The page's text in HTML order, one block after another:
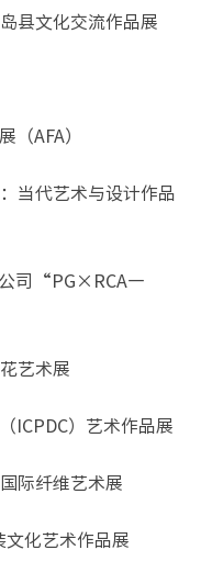
县文化交流作品展
AFA）
当代艺术与设计作品
司“PG×RCA—
艺术展
ICPDC）艺术作品展
际纤维艺术展
化艺术作品展